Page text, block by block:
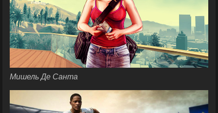
Мишель Де Санта